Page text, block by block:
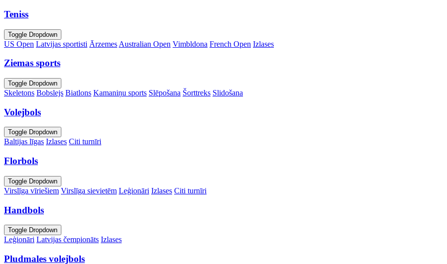
Teniss
Toggle Dropdown
US Open Latvijas sportisti Ārzemes Australian Open Vimbldona French Open Izlases
Ziemas sports
Toggle Dropdown
Skeletons Bobslejs Biatlons Kamaniņu sports Slēpošana Šorttreks Slidošana
Volejbols
Toggle Dropdown
Baltijas līgas Izlases Citi turnīri
Florbols
Toggle Dropdown
Virslīga vīriešiem Virslīga sievietēm Leģionāri Izlases Citi turnīri
Handbols
Toggle Dropdown
Leģionāri Latvijas čempionāts Izlases
Pludmales volejbols